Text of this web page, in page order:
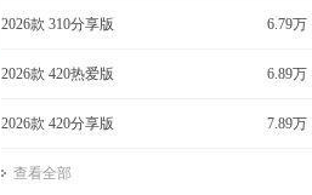
获取底价 获
4.39万
2026款 310分享版 6.79万
2026款 420热爱版 6.89万
2026款 420分享版 7.89万
查看全部